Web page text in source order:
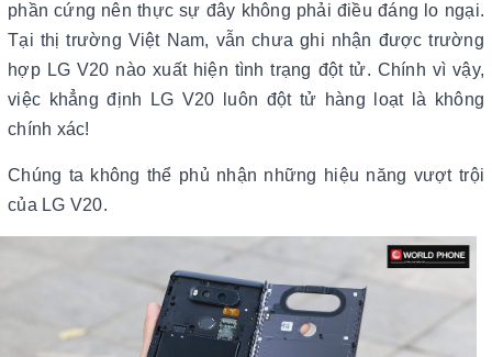
phần cứng nên thực sự đây không phải điều đáng lo ngại.
Tại thị trường Việt Nam, vẫn chưa ghi nhận được trường
hợp LG V20 nào xuất hiện tình trạng đột tử. Chính vì vậy,
việc khẳng định LG V20 luôn đột tử hàng loạt là không
chính xác!
Chúng ta không thể phủ nhận những hiệu năng vượt trội
của LG V20.